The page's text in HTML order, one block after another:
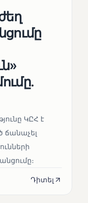
ԿԸՀ է
ճանաչել
Դիտել